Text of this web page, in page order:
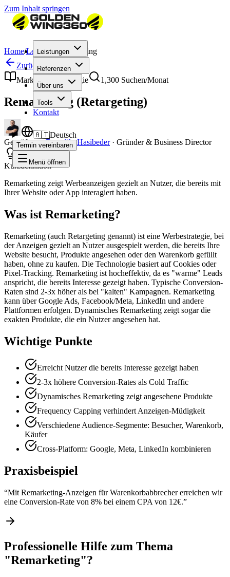
Zum Inhalt springen
Leistungen
Referenzen
Über uns
Tools
Kontakt
🇦🇹Deutsch
Termin vereinbaren
Menü öffnen
Home/Lexikon/Remarketing
Zurück zum Lexikon
Marketing & Strategie
1,300 Suchen/Monat
Remarketing (Retargeting)
Geprüft von Benedikt Hasibeder· Gründer & Business Director
Kurzdefinition
Remarketing zeigt Werbeanzeigen gezielt an Nutzer, die bereits mit
Ihrer Website oder App interagiert haben.
Was ist Remarketing?
Remarketing (auch Retargeting genannt) ist eine Werbestrategie, bei
der Anzeigen gezielt an Nutzer ausgespielt werden, die bereits Ihre
Website besucht, Produkte angesehen oder den Warenkorb gefüllt
haben, ohne zu kaufen. Die Technologie basiert auf Cookies oder
Pixel-Tracking. Remarketing ist hocheffektiv, da es "warme" Leads
anspricht, die bereits Interesse gezeigt haben. Typische Conversion-
Raten sind 2-3x höher als bei "kalten" Kampagnen. Remarketing
kann über Google Ads, Facebook/Meta, LinkedIn und andere
Plattformen erfolgen. Dynamisches Remarketing zeigt sogar die
exakten Produkte, die ein Nutzer angesehen hat.
Wichtige Punkte
Erreicht Nutzer die bereits Interesse gezeigt haben
2-3x höhere Conversion-Rates als Cold Traffic
Dynamisches Remarketing zeigt angesehene Produkte
Frequency Capping verhindert Anzeigen-Müdigkeit
Verschiedene Audience-Segmente: Besucher, Warenkorb,
Käufer
Cross-Platform: Google, Meta, LinkedIn kombinieren
Praxisbeispiel
“Mit Remarketing-Anzeigen für Warenkorbabbrecher erreichen wir
eine Conversion-Rate von 8% bei einem CPA von 12€.”
Professionelle Hilfe zum Thema
"Remarketing"?